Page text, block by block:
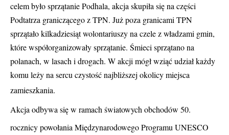
celem było sprzątanie Podhala, akcja skupiła się na części
Podtatrza graniczącego z TPN. Już poza granicami TPN
sprzątało kilkadziesiąt wolontariuszy na czele z władzami gmin,
które współorganizowały sprzątanie. Śmieci sprzątano na
polanach, w lasach i drogach. W akcji mógł wziąć udział każdy
komu leży na sercu czystość najbliższej okolicy miejsca
zamieszkania.
Akcja odbywa się w ramach światowych obchodów 50.
rocznicy powołania Międzynarodowego Programu UNESCO